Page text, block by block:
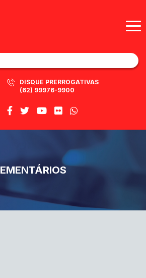
DISQUE PRERROGATIVAS
(62) 99976-9900
EMENTÁRIOS